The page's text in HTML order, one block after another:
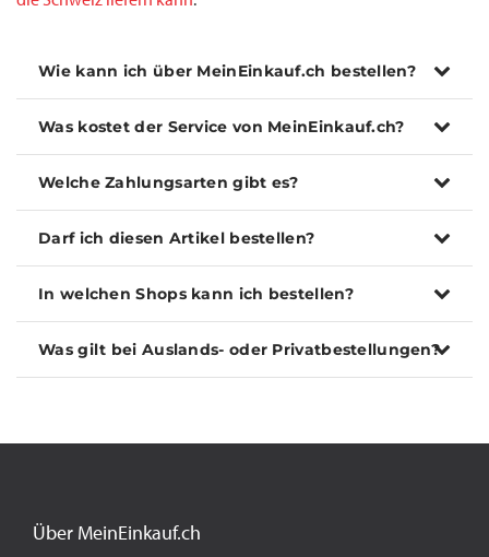
Wie kann ich über MeinEinkauf.ch bestellen?
Was kostet der Service von MeinEinkauf.ch?
Welche Zahlungsarten gibt es?
Darf ich diesen Artikel bestellen?
In welchen Shops kann ich bestellen?
Was gilt bei Auslands- oder Privatbestellungen?
Über MeinEinkauf.ch